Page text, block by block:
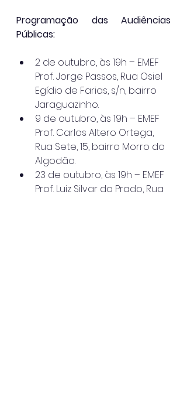
Programação das Audiências
Públicas:
2 de outubro, às 19h – EMEF
Prof. Jorge Passos, Rua Osiel
Egídio de Farias, s/n, bairro
Jaraguazinho.
9 de outubro, às 19h – EMEF
Prof. Carlos Altero Ortega,
Rua Sete, 15, bairro Morro do
Algodão.
23 de outubro, às 19h – EMEF
Prof. Luiz Silvar do Prado, Rua